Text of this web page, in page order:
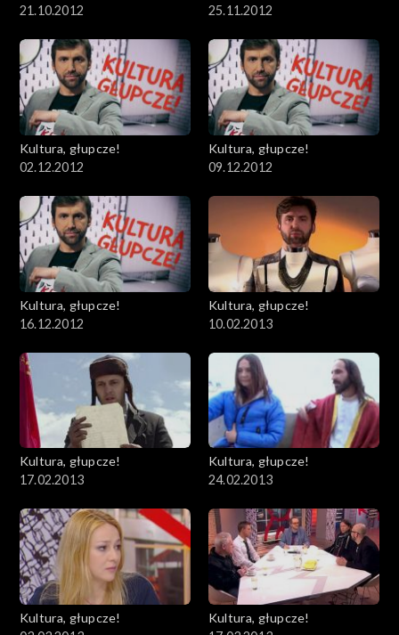
21.10.2012
25.11.2012
Kultura, głupcze!
02.12.2012
Kultura, głupcze!
09.12.2012
Kultura, głupcze!
16.12.2012
Kultura, głupcze!
10.02.2013
Kultura, głupcze!
17.02.2013
Kultura, głupcze!
24.02.2013
Kultura, głupcze!
Kultura, głupcze!